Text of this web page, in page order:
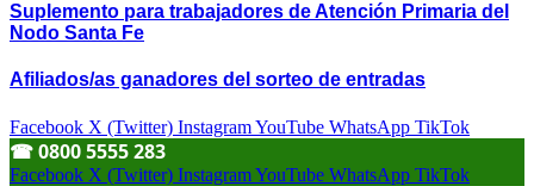
Suplemento para trabajadores de Atención Primaria del
Nodo Santa Fe
Afiliados/as ganadores del sorteo de entradas
Facebook X (Twitter) InstagramYouTube WhatsApp TikTok
☎︎ 0800 5555 283
Facebook X (Twitter) InstagramYouTube WhatsApp TikTok